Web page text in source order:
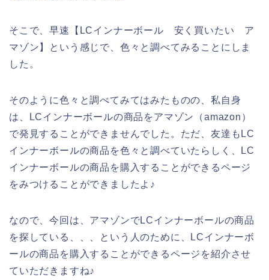
そこで、早速【LCインナーボール 安く買いたい ア
マゾン】という感じで、色々と調べてみることにしま
した。
そのように色々と調べてみてはみたものの、私自身
は、LCインナーボールの商品をアマゾン（amazon）
で発見することができませんでした。ただ、友達もLC
インナーボールの商品を色々と調べていたらしく、LC
インナーボールの商品を購入することができるページ
をみつけることができましたよ♪
なので、今回は、アマゾンでLCインナーボールの商品
を探している、、、という人のために、LCインナーボ
ールの商品を購入することができるページを紹介させ
ていただきますね♪